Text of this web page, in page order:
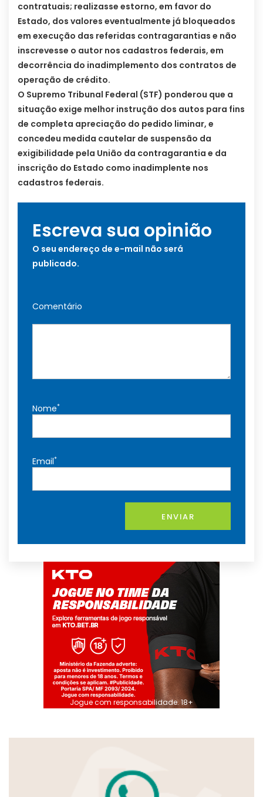
contratuais; realizasse estorno, em favor do
Estado, dos valores eventualmente já bloqueados
em execução das referidas contragarantias e não
inscrevesse o autor nos cadastros federais, em
decorrência do inadimplemento dos contratos de
operação de crédito.
O Supremo Tribunal Federal (STF) ponderou que a
situação exige melhor instrução dos autos para fins
de completa apreciação do pedido liminar, e
concedeu medida cautelar de suspensão da
exigibilidade pela União da contragarantia e da
inscrição do Estado como inadimplente nos
cadastros federais.
Escreva sua opinião
O seu endereço de e-mail não será
publicado.
Comentário
Nome*
Email*
ENVIAR
Jogue com responsabilidade. 18+